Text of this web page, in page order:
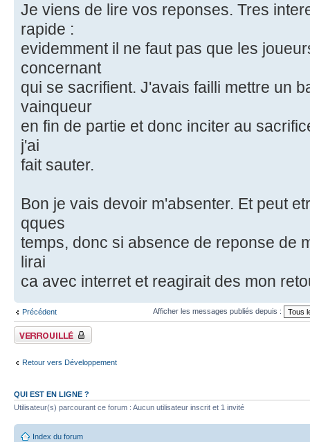
Je viens de lire vos reponses. Tres
rapide :
evidemment il ne faut pas que les
concernant
qui se sacrifient. J'avais failli mettre un
vainqueur
en fin de partie et donc inciter au
j'ai
fait sauter.
Bon je vais devoir m'absenter. Et peut
qques
temps, donc si absence de reponse de
lirai
ca avec interret et reagirait des mon
Précédent Afficher les messages publiés depuis :
Fil verrouillé
Retour vers Développement
QUI EST EN LIGNE ?
Utilisateur(s) parcourant ce forum : Aucun utilisateur inscrit et 1 invité
Index du forum